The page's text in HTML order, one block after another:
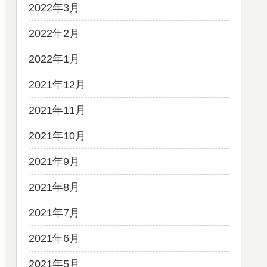
2022年3月
2022年2月
2022年1月
2021年12月
2021年11月
2021年10月
2021年9月
2021年8月
2021年7月
2021年6月
2021年5月